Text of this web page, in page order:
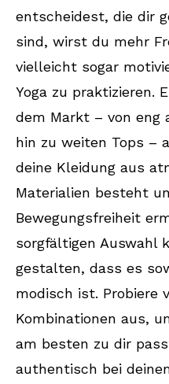
entscheidest, die dir
sind, wirst du mehr
vielleicht sogar
Yoga zu praktizieren.
dem Markt – von eng
hin zu weiten Tops –
deine Kleidung aus
Materialien besteht
Bewegungsfreiheit
sorgfältigen Auswahl
gestalten, dass es
modisch ist. Probiere
Kombinationen aus,
am besten zu dir
authentisch bei